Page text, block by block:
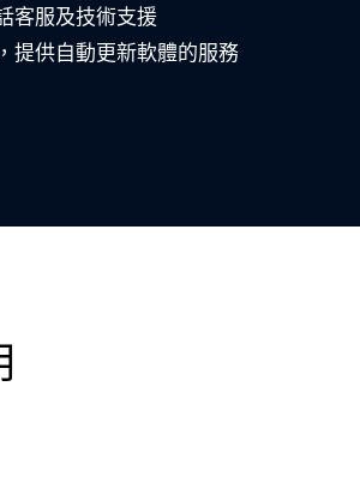
客服及技術支援
提供自動更新軟體的服務